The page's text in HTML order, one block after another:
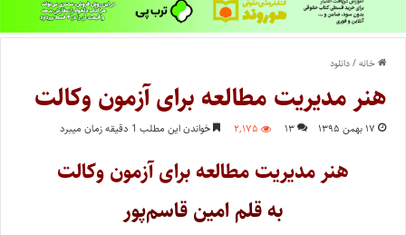
خانه/دانلود
هنر مدیریت مطالعه برای آزمون وکالت
۱۷ بهمن ۱۳۹۵ ۱۳ ۲,۱۷۵ خواندن این مطلب 1 دقیقه زمان میبرد
هنر مدیریت مطالعه برای آزمون وکالت
به قلم امین قاسم‌پور